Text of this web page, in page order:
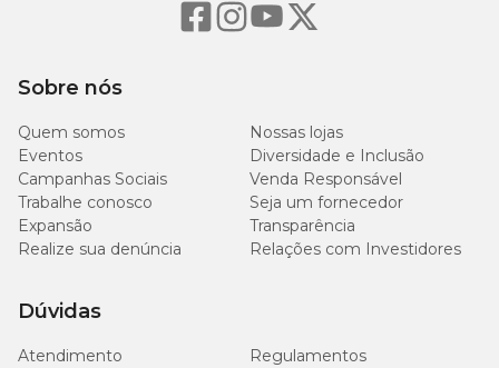
Sobre nós
Quem somos
Nossas lojas
Eventos
Diversidade e Inclusão
Campanhas Sociais
Venda Responsável
Trabalhe conosco
Seja um fornecedor
Expansão
Transparência
Realize sua denúncia
Relações com Investidores
Dúvidas
Atendimento
Regulamentos